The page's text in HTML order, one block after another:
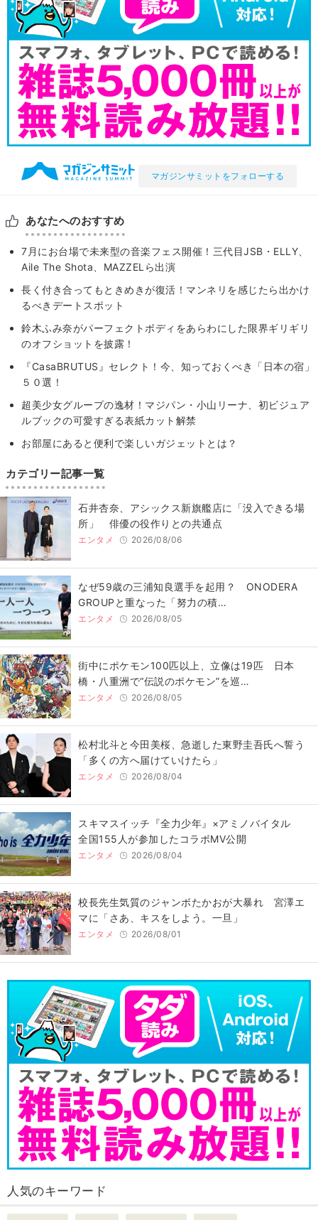
マガジンサミットをフォローする
あなたへのおすすめ
7月にお台場で未来型の音楽フェス開催！三代目JSB・ELLY、
Aile The Shota、MAZZELら出演
長く付き合ってもときめきが復活！マンネリを感じたら出かけ
るべきデートスポット
鈴木ふみ奈がパーフェクトボディをあらわにした限界ギリギリ
のオフショットを披露！
『CasaBRUTUS』セレクト！今、知っておくべき「日本の宿」
５０選！
超美少女グループの逸材！マジパン・小山リーナ、初ビジュア
ルブックの可愛すぎる表紙カット解禁
お部屋にあると便利で楽しいガジェットとは？
カテゴリー記事一覧
石井杏奈、アシックス新旗艦店に「没入できる場
所」 俳優の役作りとの共通点
エンタメ 2026/08/06
なぜ59歳の三浦知良選手を起用？ ONODERA
GROUPと重なった「努力の積…
エンタメ 2026/08/05
街中にポケモン100匹以上、立像は19匹 日本
橋・八重洲で“伝説のポケモン”を巡…
エンタメ 2026/08/05
松村北斗と今田美桜、急逝した東野圭吾氏へ誓う
「多くの方へ届けていけたら」
エンタメ 2026/08/04
スキマスイッチ『全力少年』×アミノバイタル
全国155人が参加したコラボMV公開
エンタメ 2026/08/04
校長先生気質のジャンボたかおが大暴れ 宮澤エ
マに「さあ、キスをしよう。一旦」
エンタメ 2026/08/01
人気のキーワード